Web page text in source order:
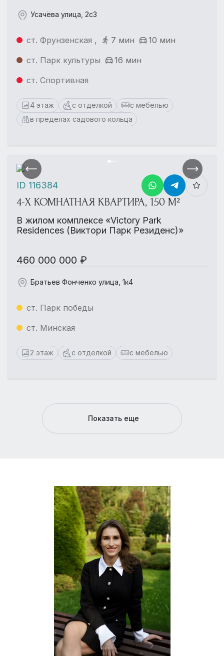
Усачёва улица, 2с3
ст. Фрунзенская , 7 мин
10 мин
ст. Парк культуры
16 мин
ст. Спортивная
4 этаж с отделкой
с мебелью
в пределах садового кольца
4-Х КОМНАТНАЯ КВАРТИРА, 150 М²
В жилом комплексе «Victory Park
Residences (Виктори Парк Резиденс)»
460 000 000 ₽
Братьев Фонченко улица, 1к4
ст. Парк победы
ст. Минская
2 этаж с отделкой с мебелью
ID 116384
Показать еще